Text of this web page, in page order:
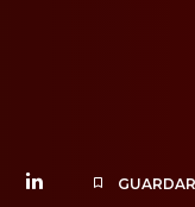
GUARDAR